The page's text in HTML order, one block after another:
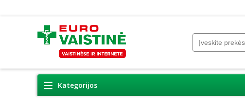
Kategorijos